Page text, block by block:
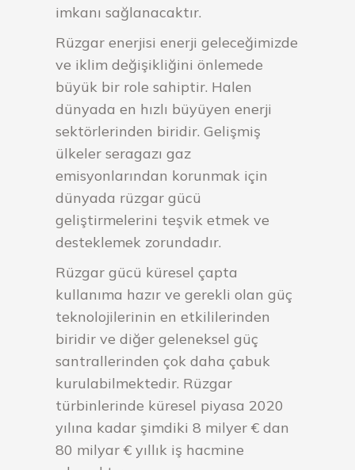
imkanı sağlanacaktır.
Rüzgar enerjisi enerji geleceğimizde
ve iklim değişikliğini önlemede
büyük bir role sahiptir. Halen
dünyada en hızlı büyüyen enerji
sektörlerinden biridir. Gelişmiş
ülkeler seragazı gaz
emisyonlarından korunmak için
dünyada rüzgar gücü
geliştirmelerini teşvik etmek ve
desteklemek zorundadır.
Rüzgar gücü küresel çapta
kullanıma hazır ve gerekli olan güç
teknolojilerinin en etkililerinden
biridir ve diğer geleneksel güç
santrallerinden çok daha çabuk
kurulabilmektedir. Rüzgar
türbinlerinde küresel piyasa 2020
yılına kadar şimdiki 8 milyer € dan
80 milyar € yıllık iş hacmine